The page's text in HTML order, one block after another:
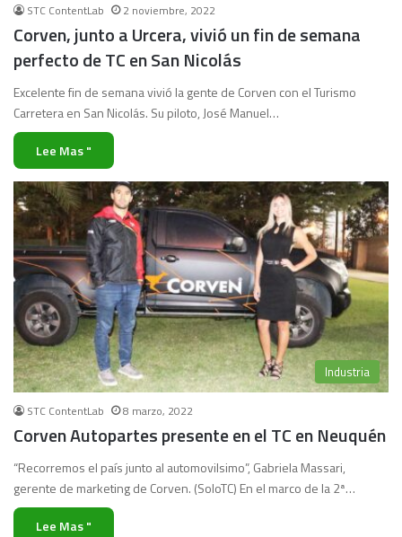
STC ContentLab 2 noviembre, 2022
Corven, junto a Urcera, vivió un fin de semana
perfecto de TC en San Nicolás
Excelente fin de semana vivió la gente de Corven con el Turismo
Carretera en San Nicolás. Su piloto, José Manuel…
Lee Mas "
Industria
STC ContentLab 8 marzo, 2022
Corven Autopartes presente en el TC en Neuquén
“Recorremos el país junto al automovilsimo”, Gabriela Massari,
gerente de marketing de Corven. (SoloTC) En el marco de la 2ª…
Lee Mas "